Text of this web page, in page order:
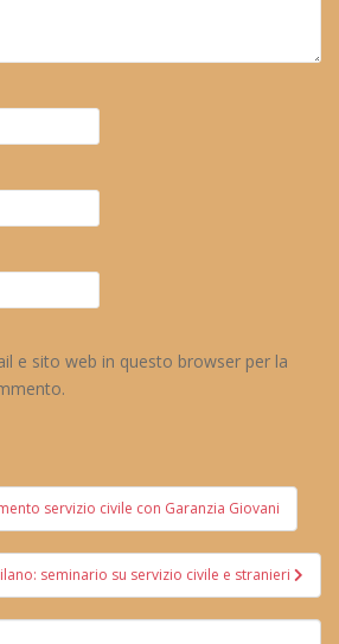
e sito web in questo browser per la
servizio civile con Garanzia Giovani
seminario su servizio civile e stranieri